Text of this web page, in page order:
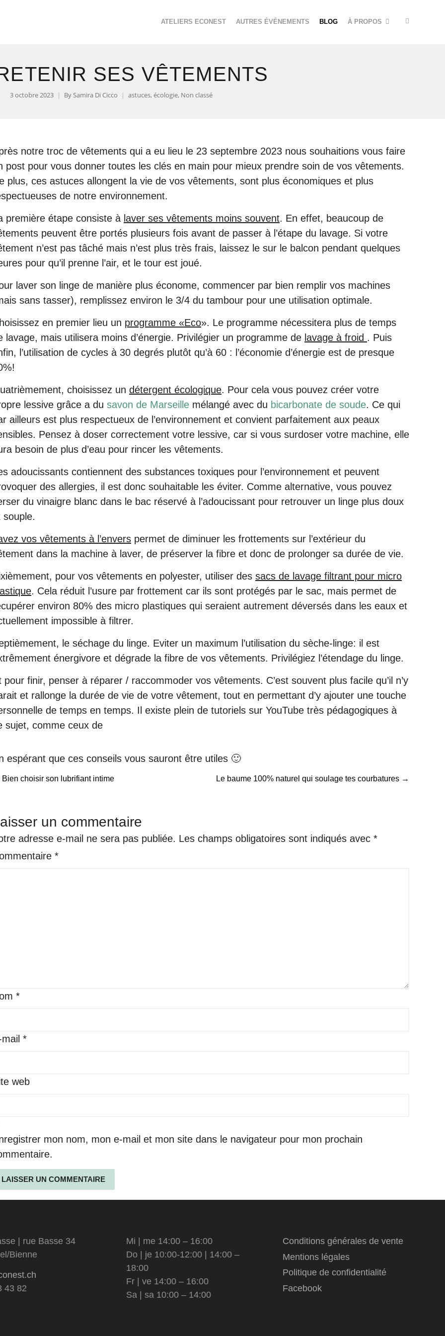
ATELIERS ECONEST AUTRES ÉVÉNEMENTS BLOG À PROPOS
SES VÊTEMENTS
3 octobre 2023 BySamira Di Cicco astuces,écologie, Non classé
notre troc de vêtements qui a eu lieu le 23 septembre 2023 nous souhaitions vous faire
post pour vous donner toutes les clés en main pour mieux prendre soin de vos vêtements.
plus, ces astuces allongent la vie de vos vêtements, sont plus économiques et plus
de notre environnement.
première étape consiste à laver ses vêtements moins souvent. En effet, beaucoup de
peuvent être portés plusieurs fois avant de passer à l’étape du lavage. Si votre
n’est pas tâché mais n’est plus très frais, laissez le sur le balcon pendant quelques
pour qu’il prenne l’air, et le tour est joué.
laver son linge de manière plus économe, commencer par bien remplir vos machines
sans tasser), remplissez environ le 3/4 du tambour pour une utilisation optimale.
en premier lieu un programme «Eco». Le programme nécessitera plus de temps
lavage, mais utilisera moins d’énergie. Privilégier un programme de lavage à froid . Puis
l’utilisation de cycles à 30 degrés plutôt qu’à 60 : l’économie d’énergie est de presque
choisissez un détergent écologique. Pour cela vous pouvez créer votre
lessive grâce a du savon de Marseille mélangé avec du bicarbonate de soude. Ce qui
ailleurs est plus respectueux de l’environnement et convient parfaitement aux peaux
Pensez à doser correctement votre lessive, car si vous surdoser votre machine, elle
besoin de plus d’eau pour rincer les vêtements.
adoucissants contiennent des substances toxiques pour l’environnement et peuvent
des allergies, il est donc souhaitable les éviter. Comme alternative, vous pouvez
du vinaigre blanc dans le bac réservé à l’adoucissant pour retrouver un linge plus doux
souple.
vos vêtements à l’envers permet de diminuer les frottements sur l’extérieur du
dans la machine à laver, de préserver la fibre et donc de prolonger sa durée de vie.
pour vos vêtements en polyester, utiliser des sacs de lavage filtrant pour micro
. Cela réduit l’usure par frottement car ils sont protégés par le sac, mais permet de
environ 80% des micro plastiques qui seraient autrement déversés dans les eaux et
impossible à filtrer.
le séchage du linge. Eviter un maximum l’utilisation du sèche-linge: il est
énergivore et dégrade la fibre de vos vêtements. Privilégiez l’étendage du linge.
pour finir, penser à réparer / raccommoder vos vêtements. C’est souvent plus facile qu’il n’y
et rallonge la durée de vie de votre vêtement, tout en permettant d’y ajouter une touche
de temps en temps. Il existe plein de tutoriels sur YouTube très pédagogiques à
sujet, comme ceux de
espérant que ces conseils vous sauront être utiles 🙂
Bien choisir son lubrifiant intime Le baume 100% naturel qui soulage tes courbatures →
un commentaire
adresse e-mail ne sera pas publiée. Les champs obligatoires sont indiqués avec *
*
*
*
web
mon nom, mon e-mail et mon site dans le navigateur pour mon prochain
| rue Basse 34
Bienne
43 82
Mi | me 14:00 – 16:00
Do | je 10:00-12:00 | 14:00 –
18:00
Fr | ve 14:00 – 16:00
Sa | sa 10:00 – 14:00
Conditions générales de vente
Mentions légales
Politique de confidentialité
Facebook